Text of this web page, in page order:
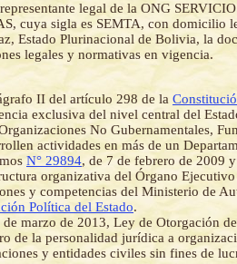
legal de la ONG
cuya sigla es SEMTA, con domicilio
Estado Plurinacional de Bolivia, la
legales y normativas en vigencia.
II del artículo 298 de la
exclusiva del nivel central del
No Gubernamentales,
actividades en más de un
N° 29894, de 7 de febrero de 2009 y
organizativa del Órgano
y competencias del Ministerio de
Política del Estado.
de marzo de 2013, Ley de Otorgación
de la personalidad jurídica a
y entidades civiles sin fines de